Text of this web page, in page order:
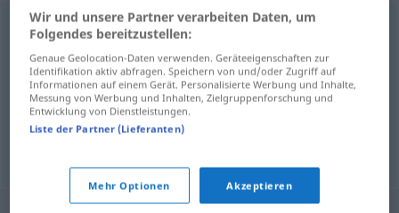
todschick (Verstärkung) (ugs.)
geil (ugs.),schmuck,fesch,elegant,schnittig,schick
modisch,flott,schnieke (ugs., berlinerisch),kleidsam
schmissig
Wir und unsere Partner verarbeiten Daten, um
Folgendes bereitzustellen:
Genaue Geolocation-Daten verwenden. Geräteeigenschaften zur
Identifikation aktiv abfragen. Speichern von und/oder Zugriff auf
Informationen auf einem Gerät. Personalisierte Werbung und Inhalte,
Messung von Werbung und Inhalten, Zielgruppenforschung und
Entwicklung von Dienstleistungen.
Liste der Partner (Lieferanten)
Mehr Optionen Akzeptieren